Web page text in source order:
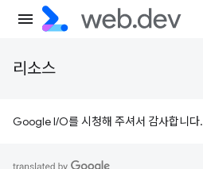
리소스
Google I/O를 시청해 주셔서 감사합니다.